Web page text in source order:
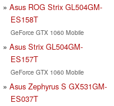
Asus ROG Strix GL504GM-
ES158T
GeForce GTX 1060 Mobile
Asus Strix GL504GM-
ES157T
GeForce GTX 1060 Mobile
Asus Zephyrus S GX531GM-
ES037T